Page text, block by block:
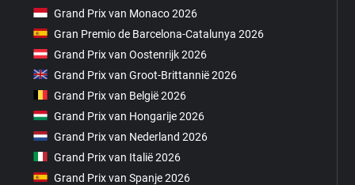
Grand Prix van Monaco 2026
Gran Premio de Barcelona-Catalunya 2026
Grand Prix van Oostenrijk 2026
Grand Prix van Groot-Brittannië 2026
Grand Prix van België 2026
Grand Prix van Hongarije 2026
Grand Prix van Nederland 2026
Grand Prix van Italië 2026
Grand Prix van Spanje 2026